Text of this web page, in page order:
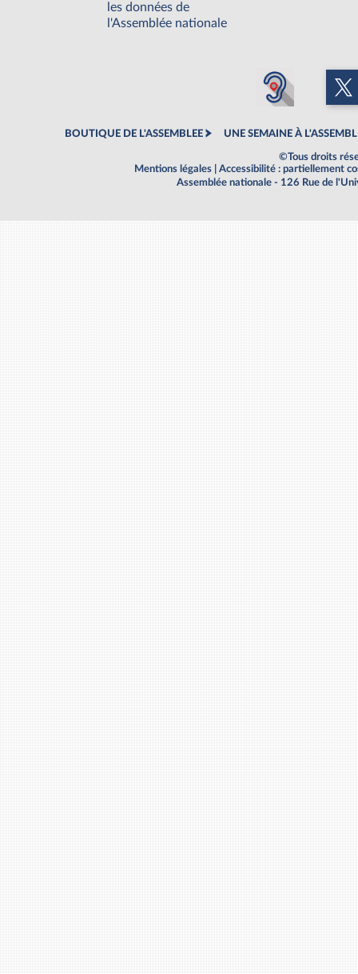
les données de
l'Assemblée nationale
BOUTIQUE DE L'ASSEMBLEE UNE SEMAINE À
©Tous droits
Mentions légales
Accessibilité : partiellement
Assemblée nationale - 126 Rue de